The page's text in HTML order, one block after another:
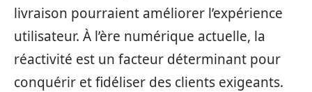
livraison pourraient améliorer l’expérience
utilisateur. À l’ère numérique actuelle, la
réactivité est un facteur déterminant pour
conquérir et fidéliser des clients exigeants.